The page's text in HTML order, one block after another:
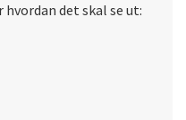
det skal se ut: